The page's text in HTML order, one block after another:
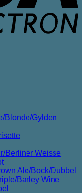
Blonde/Gylden
Berliner Weisse
Ale/Bock/Dubbel
Barley Wine